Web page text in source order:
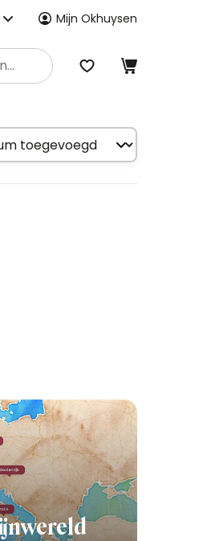
Mijn Okhuysen